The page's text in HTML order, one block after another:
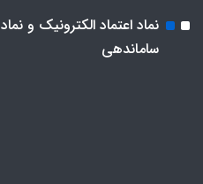
نماد اعتماد الکترونیک و نماد
ساماندهی